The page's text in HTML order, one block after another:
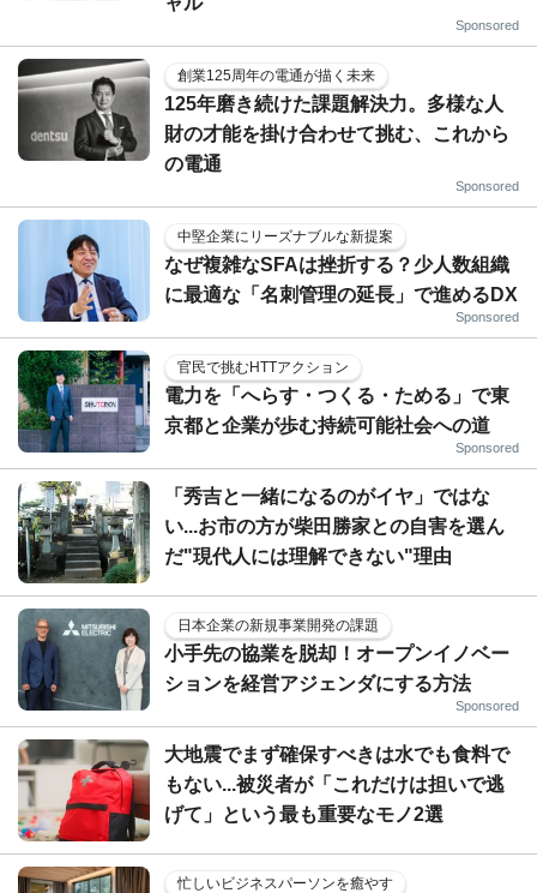
Sponsored
創業125周年の電通が描く未来
125年磨き続けた課題解決力。多様な人
財の才能を掛け合わせて挑む、これから
の電通
Sponsored
中堅企業にリーズナブルな新提案
なぜ複雑なSFAは挫折する？少人数組織
に最適な「名刺管理の延長」で進めるDX
Sponsored
官民で挑むHTTアクション
電力を「へらす・つくる・ためる」で東
京都と企業が歩む持続可能社会への道
Sponsored
「秀吉と一緒になるのがイヤ」ではな
い...お市の方が柴田勝家との自害を選ん
だ"現代人には理解できない"理由
日本企業の新規事業開発の課題
小手先の協業を脱却！オープンイノベー
ションを経営アジェンダにする方法
Sponsored
大地震でまず確保すべきは水でも食料で
もない...被災者が「これだけは担いで逃
げて」という最も重要なモノ2選
忙しいビジネスパーソンを癒やす